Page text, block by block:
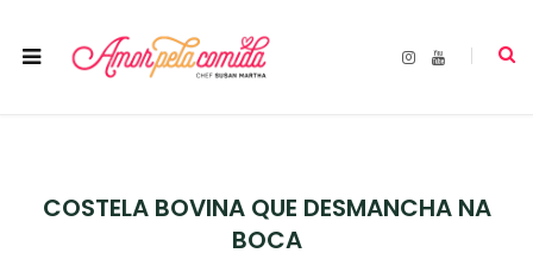
I
Y
COSTELA BOVINA QUE DESMANCHA NA
BOCA